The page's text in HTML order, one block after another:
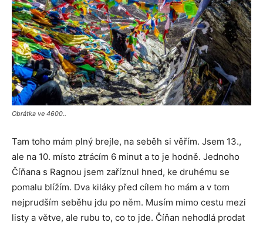
Obrátka ve 4600..
Tam toho mám plný brejle, na seběh si věřím. Jsem 13.,
ale na 10. místo ztrácím 6 minut a to je hodně. Jednoho
Číňana s Ragnou jsem zaříznul hned, ke druhému se
pomalu blížím. Dva kiláky před cílem ho mám a v tom
nejprudším seběhu jdu po něm. Musím mimo cestu mezi
listy a větve, ale rubu to, co to jde. Číňan nehodlá prodat